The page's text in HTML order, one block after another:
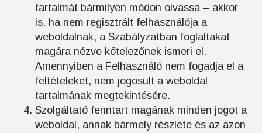
tartalmát bármilyen módon olvassa – akkor
is, ha nem regisztrált felhasználója a
weboldalnak, a Szabályzatban foglaltakat
magára nézve kötelezőnek ismeri el.
Amennyiben a Felhasználó nem fogadja el a
feltételeket, nem jogosult a weboldal
tartalmának megtekintésére.
Szolgáltató fenntart magának minden jogot a
weboldal, annak bármely részlete és az azon